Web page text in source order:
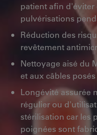
patient afin
pulvérisations
Réduction des
revêtement
Nettoyage aisé du
et aux câbles
Longévité assurée
régulier ou
stérilisation car les
poignées sont